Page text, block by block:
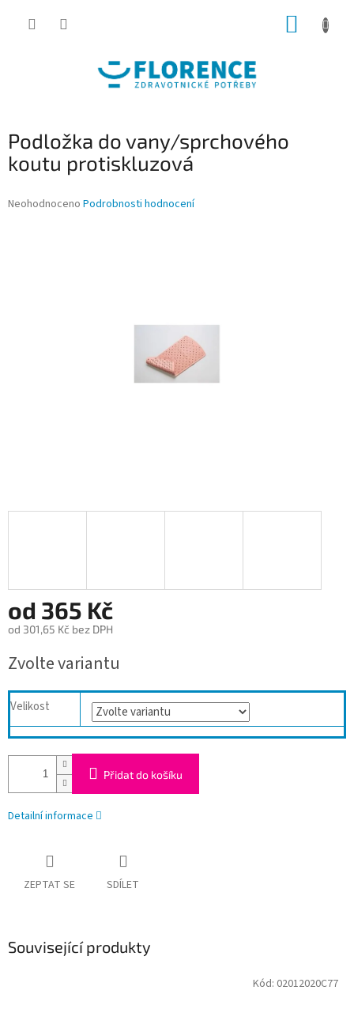
Podložka do vany/sprchového
koutu protiskluzová
Průměrné
Neohodnoceno Podrobnosti hodnocení
od 365 Kč
od 301,65 Kč bez DPH
cena:
Zvolte variantu
Velikost
Přidat do košíku
Detailní informace
ZEPTAT SE SDÍLET
Související produkty
Kód: 02012020C77